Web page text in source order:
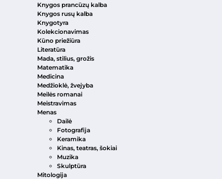
Knygos prancūzų kalba
Knygos rusų kalba
Knygotyra
Kolekcionavimas
Kūno priežiūra
Literatūra
Mada, stilius, grožis
Matematika
Medicina
Medžioklė, žvejyba
Meilės romanai
Meistravimas
Menas
Dailė
Fotografija
Keramika
Kinas, teatras, šokiai
Muzika
Skulptūra
Mitologija